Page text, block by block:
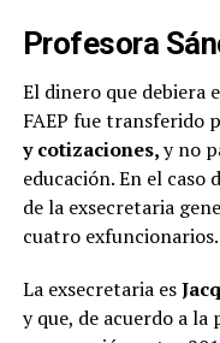
Profesora
El dinero que debiera
FAEP fue transferido
y cotizaciones,y no
educación. En el caso
de la exsecretaria
cuatro exfuncionarios.
La exsecretaria es
y que, de acuerdo a